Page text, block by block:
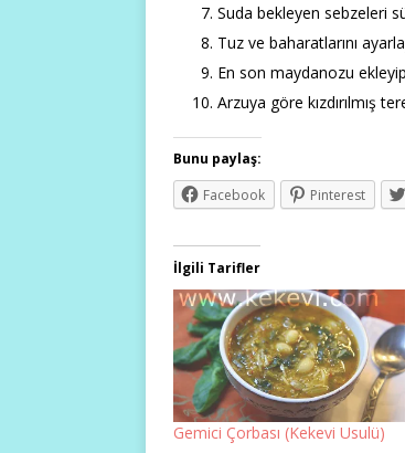
Suda bekleyen sebzeleri
Tuz ve baharatlarını
En son maydanozu
Arzuya göre kızdırılmış
Bunu paylaş:
Facebook
Pinterest
İlgili Tarifler
Gemici Çorbası (Kekevi Usulü)